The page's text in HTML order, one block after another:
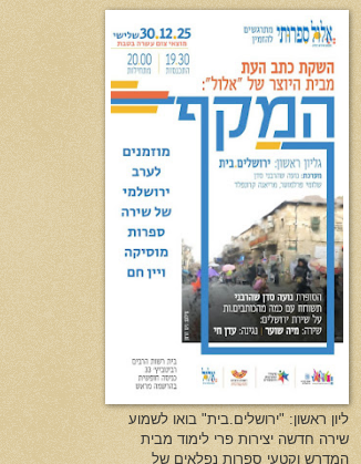
ליון ראשון: "ירושלים.בית" בואו לשמוע
שירה חדשה יצירות פרי לימוד מבית
המדרש וקטעי ספרות נפלאים של